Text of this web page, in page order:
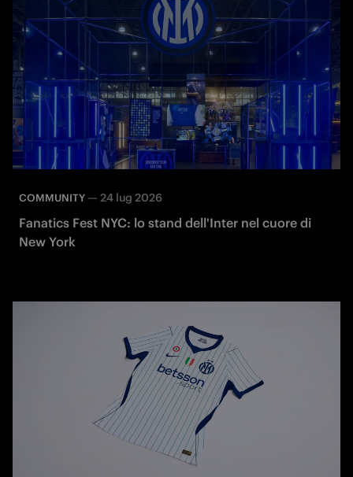
COMMUNITY — 24 lug 2026
Fanatics Fest NYC: lo stand dell'Inter nel cuore di
New York